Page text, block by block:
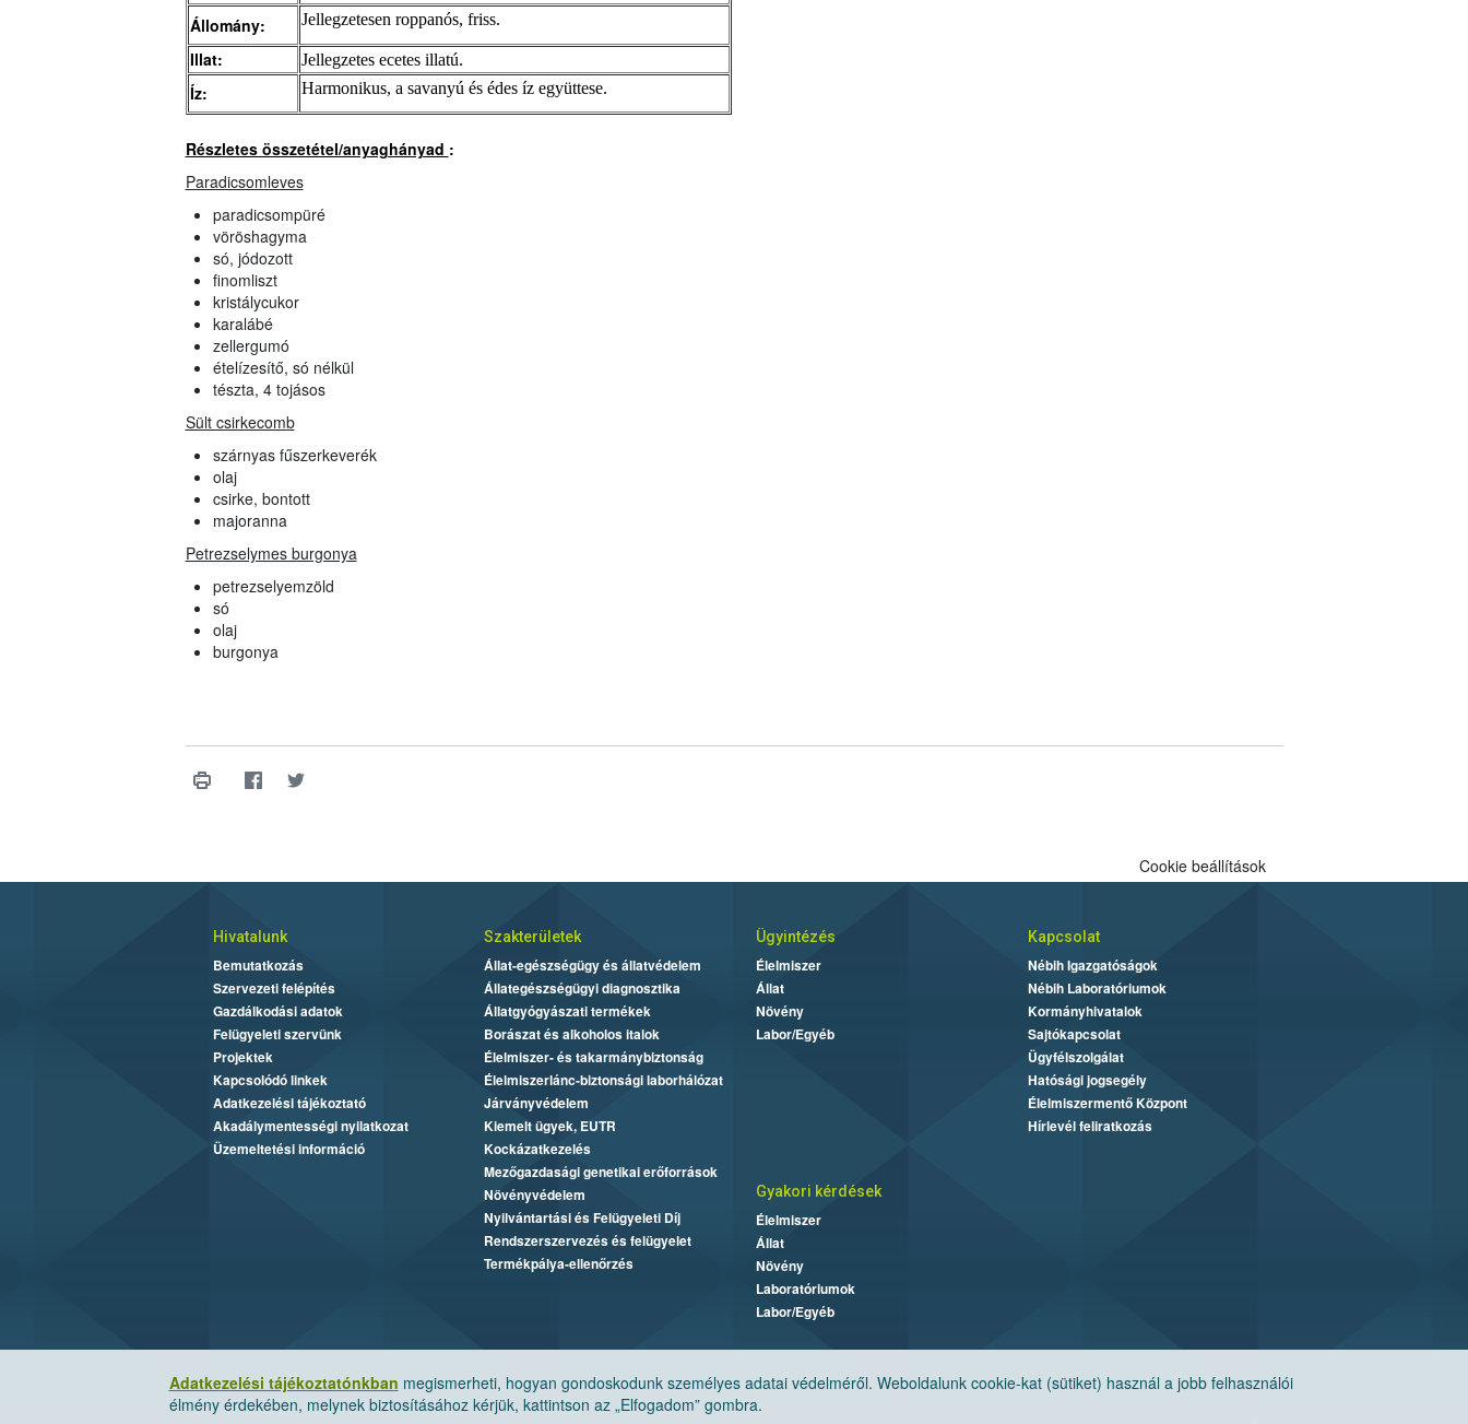
Állomány: Jellegzetesen roppanós, friss.
Illat: Jellegzetes ecetes illatú.
Íz: Harmonikus, a savanyú és édes íz együttese.
Részletes összetétel/anyaghányad :
Paradicsomleves
paradicsompüré
vöröshagyma
só, jódozott
finomliszt
kristálycukor
karalábé
zellergumó
ételízesítő, só nélkül
tészta, 4 tojásos
Sült csirkecomb
szárnyas fűszerkeverék
olaj
csirke, bontott
majoranna
Petrezselymes burgonya
petrezselyemzöld
só
olaj
burgonya
Adatkezelési tájékoztatónkban megismerheti, hogyan gondoskodunk személyes adatai védelméről. Weboldalunk cookie-kat (sütiket) használ a jobb felhasználói
élmény érdekében, melynek biztosításához kérjük, kattintson az „Elfogadom” gombra.
Cookie beállítások
Hivatalunk
Bemutatkozás
Szervezeti felépítés
Gazdálkodási adatok
Felügyeleti szervünk
Projektek
Kapcsolódó linkek
Adatkezelési tájékoztató
Akadálymentességi nyilatkozat
Üzemeltetési információ
Szakterületek
Állat-egészségügy és állatvédelem
Állategészségügyi diagnosztika
Állatgyógyászati termékek
Borászat és alkoholos italok
Élelmiszer- és takarmánybiztonság
Élelmiszerlánc-biztonsági laborhálózat
Járványvédelem
Kiemelt ügyek, EUTR
Kockázatkezelés
Mezőgazdasági genetikai erőforrások
Növényvédelem
Nyilvántartási és Felügyeleti Díj
Rendszerszervezés és felügyelet
Termékpálya-ellenőrzés
Ügyintézés
Élelmiszer
Állat
Növény
Labor/Egyéb
Kapcsolat
Nébih Igazgatóságok
Nébih Laboratóriumok
Kormányhivatalok
Sajtókapcsolat
Ügyfélszolgálat
Hatósági jogsegély
Élelmiszermentő Központ
Hírlevél feliratkozás
Gyakori kérdések
Élelmiszer
Állat
Növény
Laboratóriumok
Labor/Egyéb